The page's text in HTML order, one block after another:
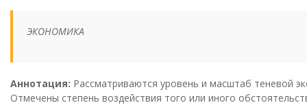
ЭКОНОМИКА
Аннотация: Рассматриваются уровень и масштаб теневой
Отмечены степень воздействия того или иного